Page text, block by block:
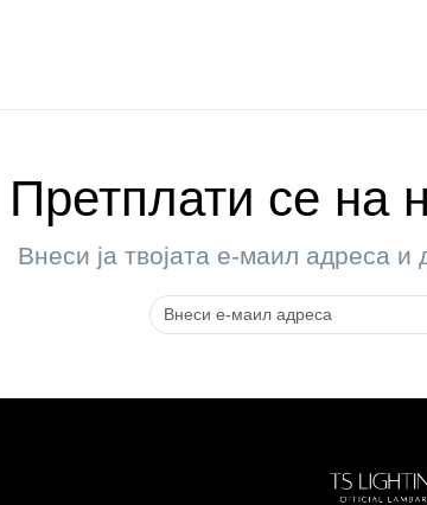
Претплати се на
Внеси ја твојата е-маил адреса и